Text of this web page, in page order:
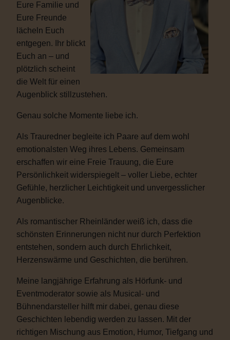
Eure Familie und
Eure Freunde
lächeln Euch
entgegen. Ihr blickt
Euch an – und
plötzlich scheint
die Welt für einen
Augenblick stillzustehen.
Genau solche Momente liebe ich.
Als Trauredner begleite ich Paare auf dem wohl
emotionalsten Weg ihres Lebens. Gemeinsam
erschaffen wir eine Freie Trauung, die Eure
Persönlichkeit widerspiegelt – voller Liebe, echter
Gefühle, herzlicher Leichtigkeit und unvergesslicher
Augenblicke.
Als romantischer Rheinländer weiß ich, dass die
schönsten Erinnerungen nicht nur durch Perfektion
entstehen, sondern auch durch Ehrlichkeit,
Herzenswärme und Geschichten, die berühren.
Meine langjährige Erfahrung als Hörfunk- und
Eventmoderator sowie als Musical- und
Bühnendarsteller hilft mir dabei, genau diese
Geschichten lebendig werden zu lassen. Mit der
richtigen Mischung aus Emotion, Humor, Tiefgang und